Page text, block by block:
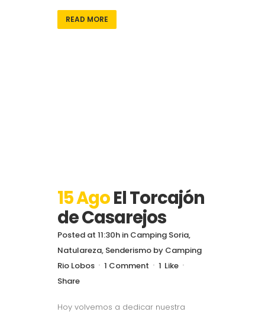
READ MORE
15 AgoEl Torcajón
de Casarejos
Posted at 11:30h in Camping Soria,
Natulareza, Senderismo by Camping
Rio Lobos
1 Comment 1 Like
Share
Hoy volvemos a dedicar nuestra